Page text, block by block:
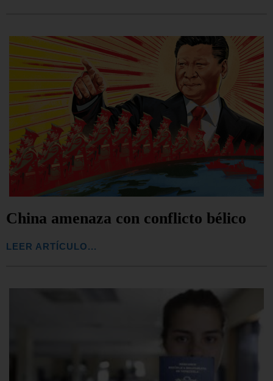
China amenaza con conflicto bélico
LEER ARTÍCULO...